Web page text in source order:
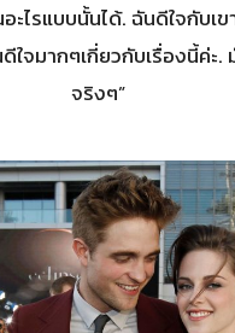
ะไรแบบนั้นได้. ฉันดีใจกับเ
ใจมากๆเกี่ยวกับเรื่องนี้ค่ะ.
จริงๆ”